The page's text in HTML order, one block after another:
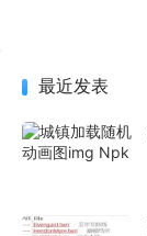
最近发表